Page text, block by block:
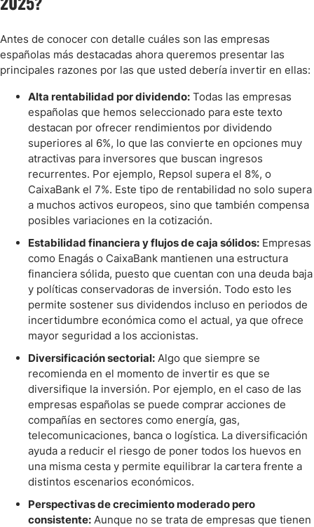
Antes de conocer con detalle cuáles son las empresas
españolas más destacadas ahora queremos presentar las
principales razones por las que usted debería invertir en ellas:
Alta rentabilidad por dividendo: Todas las empresas
españolas que hemos seleccionado para este texto
destacan por ofrecer rendimientos por dividendo
superiores al 6%, lo que las convierte en opciones muy
atractivas para inversores que buscan ingresos
recurrentes. Por ejemplo, Repsol supera el 8%, o
CaixaBank el 7%. Este tipo de rentabilidad no solo supera
a muchos activos europeos, sino que también compensa
posibles variaciones en la cotización.
Estabilidad financiera y flujos de caja sólidos: Empresas
como Enagás o CaixaBank mantienen una estructura
financiera sólida, puesto que cuentan con una deuda baja
y políticas conservadoras de inversión. Todo esto les
permite sostener sus dividendos incluso en periodos de
incertidumbre económica como el actual, ya que ofrece
mayor seguridad a los accionistas.
Diversificación sectorial: Algo que siempre se
recomienda en el momento de invertir es que se
diversifique la inversión. Por ejemplo, en el caso de las
empresas españolas se puede comprar acciones de
compañías en sectores como energía, gas,
telecomunicaciones, banca o logística. La diversificación
ayuda a reducir el riesgo de poner todos los huevos en
una misma cesta y permite equilibrar la cartera frente a
distintos escenarios económicos.
Perspectivas de crecimiento moderado pero
consistente: Aunque no se trata de empresas que tienen